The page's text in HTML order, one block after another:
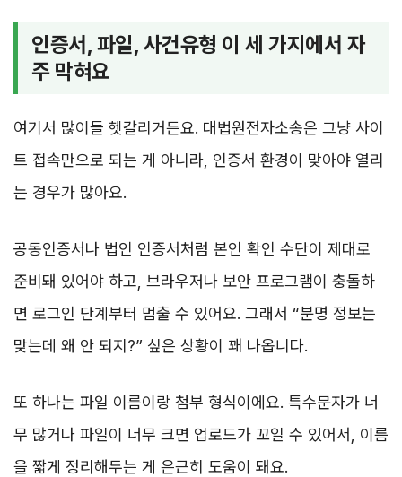
인증서, 파일, 사건유형 이 세 가지에서 자
주 막혀요
여기서 많이들 헷갈리거든요. 대법원전자소송은 그냥 사이
트 접속만으로 되는 게 아니라, 인증서 환경이 맞아야 열리
는 경우가 많아요.
공동인증서나 법인 인증서처럼 본인 확인 수단이 제대로
준비돼 있어야 하고, 브라우저나 보안 프로그램이 충돌하
면 로그인 단계부터 멈출 수 있어요. 그래서 “분명 정보는
맞는데 왜 안 되지?” 싶은 상황이 꽤 나옵니다.
또 하나는 파일 이름이랑 첨부 형식이에요. 특수문자가 너
무 많거나 파일이 너무 크면 업로드가 꼬일 수 있어서, 이름
을 짧게 정리해두는 게 은근히 도움이 돼요.